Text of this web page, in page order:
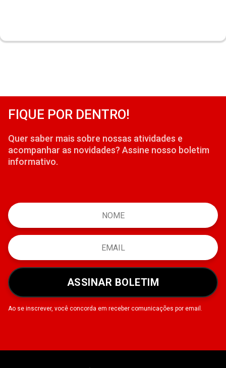
FIQUE POR DENTRO!
Quer saber mais sobre nossas atividades e
acompanhar as novidades? Assine nosso boletim
informativo.
ASSINAR BOLETIM
Ao se inscrever, você concorda em receber comunicações por email.